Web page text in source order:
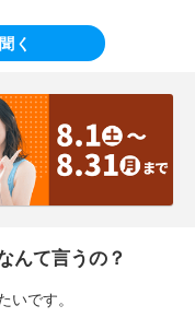
く
んて言うの？
です。